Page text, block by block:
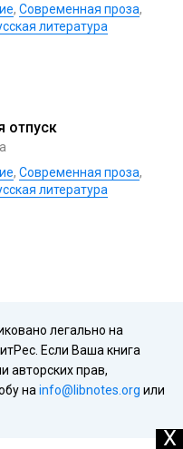
, Современная проза,
литература
отпуск
, Современная проза,
литература
легально на
Если Ваша книга
авторских прав,
на info@libnotes.org или
X